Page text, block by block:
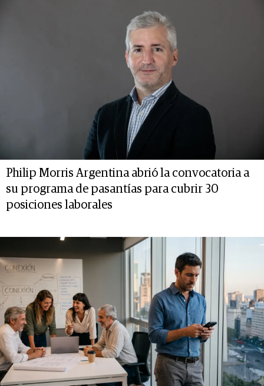
Philip Morris Argentina abrió la convocatoria a
su programa de pasantías para cubrir 30
posiciones laborales